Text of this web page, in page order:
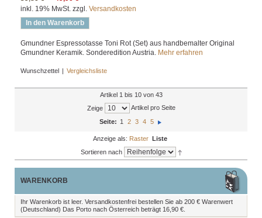
inkl. 19% MwSt. zzgl. Versandkosten
In den Warenkorb
Gmundner Espressotasse Toni Rot (Set) aus handbemalter Original
Gmundner Keramik. Sonderedition Austria. Mehr erfahren
Wunschzettel | Vergleichsliste
Artikel 1 bis 10 von 43
Zeige
Artikel pro Seite
Seite: 1 2 3 4 5
Anzeige als: Raster Liste
Sortieren nach
WARENKORB
Ihr Warenkorb ist leer. Versandkostenfrei bestellen Sie ab 200 € Warenwert
(Deutschland) Das Porto nach Österreich beträgt 16,90 €.